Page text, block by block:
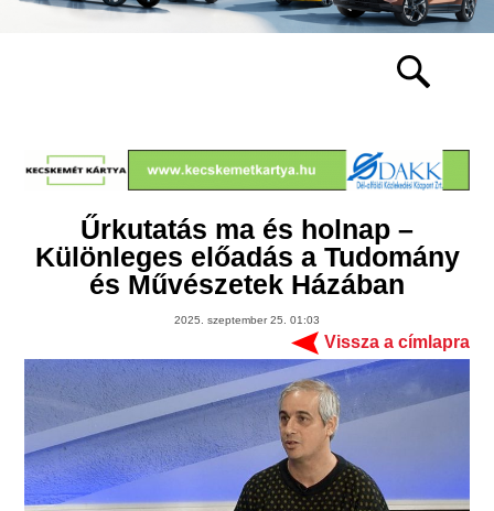
Űrkutatás ma és holnap –
Különleges előadás a Tudomány
és Művészetek Házában
2025. szeptember 25. 01:03
Vissza a címlapra